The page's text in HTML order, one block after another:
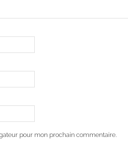
pour mon prochain commentaire.